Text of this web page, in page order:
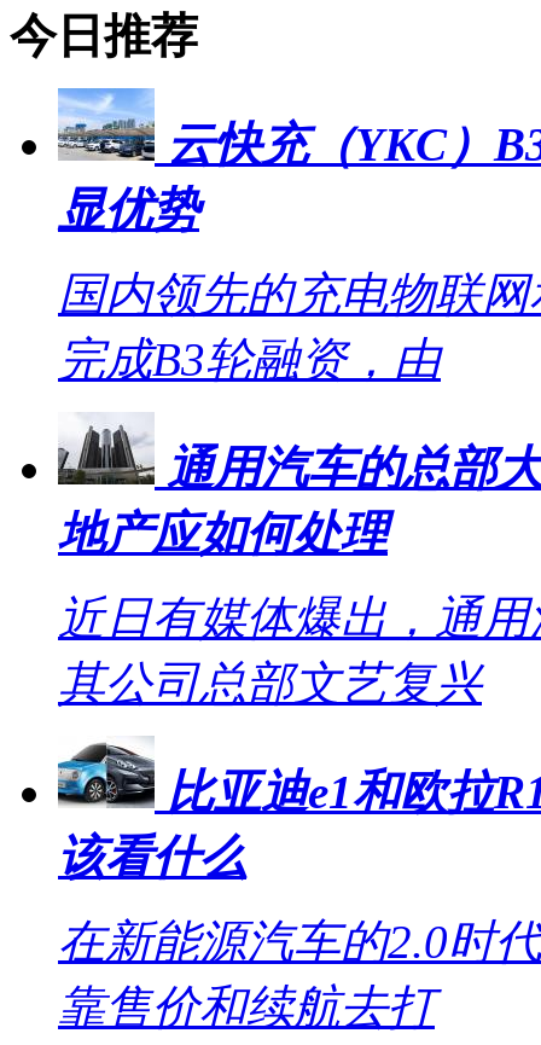
今日推荐
云快充（YKC）
显优势
国内领先的充电物联
完成B3轮融资，由
通用汽车的总部
地产应如何处理
近日有媒体爆出，通
其公司总部文艺复兴
比亚迪e1和欧拉
该看什么
在新能源汽车的2.0时
靠售价和续航去打